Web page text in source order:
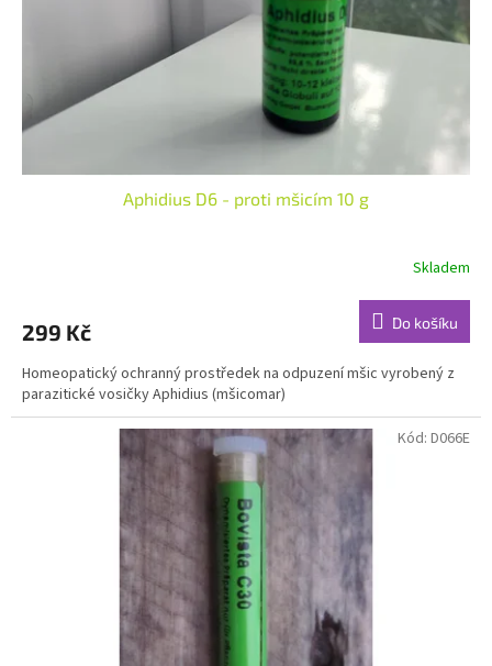
Aphidius D6 - proti mšicím 10 g
Skladem
299 Kč Do košíku
Homeopatický ochranný prostředek na odpuzení mšic vyrobený z
parazitické vosičky Aphidius (mšicomar)
Kód: D066E